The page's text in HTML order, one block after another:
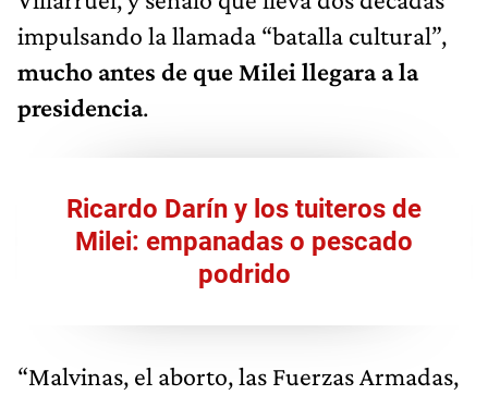
impulsando la llamada “batalla cultural”,
mucho antes de que Milei llegara a la
presidencia.
Ricardo Darín y los tuiteros de
Milei: empanadas o pescado
podrido
“Malvinas, el aborto, las Fuerzas Armadas,